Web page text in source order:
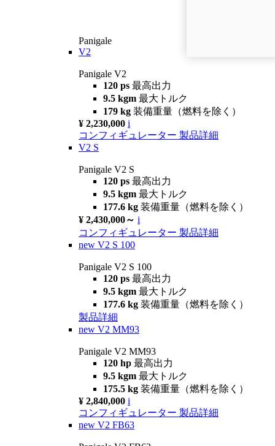
Panigale
V2
Panigale V2
120 ps 最高出力
9.5 kgm 最大トルク
179 kg 装備重量（燃料を除く）
¥ 2,230,000 i
コンフィギュレーター 製品詳細
V2 S
Panigale V2 S
120 ps 最高出力
9.5 kgm 最大トルク
177.6 kg 装備重量（燃料を除く）
¥ 2,430,000～ i
コンフィギュレーター 製品詳細
new V2 S 100
Panigale V2 S 100
120 ps 最高出力
9.5 kgm 最大トルク
177.6 kg 装備重量（燃料を除く）
製品詳細
new V2 MM93
Panigale V2 MM93
120 hp 最高出力
9.5 kgm 最大トルク
175.5 kg 装備重量（燃料を除く）
¥ 2,840,000 i
コンフィギュレーター 製品詳細
new V2 FB63